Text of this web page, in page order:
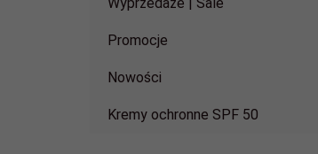
Promocje
Nowości
Kremy ochronne SPF 50